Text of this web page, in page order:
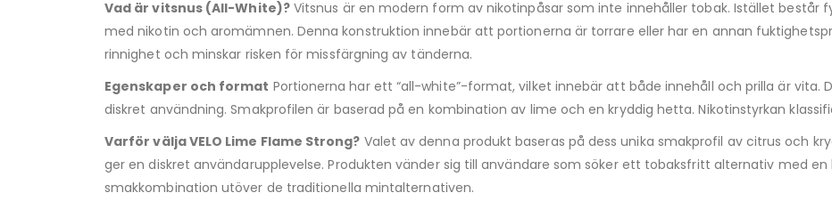
Vad är vitsnus (All-White)?Vitsnus är en modern form av nikotinpåsar som inte innehåller tobak. Istället består
med nikotin och aromämnen. Denna konstruktion innebär att portionerna är torrare eller har en annan
rinnighet och minskar risken för missfärgning av tänderna.
Egenskaper och format Portionerna har ett “all-white”-format, vilket innebär att både innehåll och prilla är vita.
diskret användning. Smakprofilen är baserad på en kombination av lime och en kryddig hetta. Nikotinstyrkan
Varför välja VELO Lime Flame Strong? Valet av denna produkt baseras på dess unika smakprofil av citrus och
ger en diskret användarupplevelse. Produkten vänder sig till användare som söker ett tobaksfritt alternativ med
smakkombination utöver de traditionella mintalternativen.